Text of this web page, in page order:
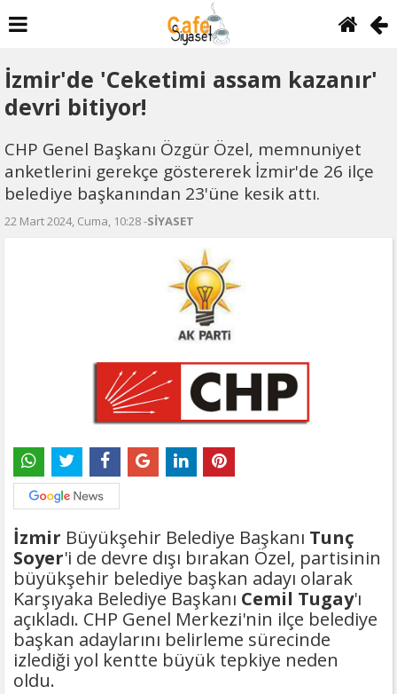
İzmir'de 'Ceketimi assam kazanır'
devri bitiyor!
CHP Genel Başkanı Özgür Özel, memnuniyet
anketlerini gerekçe göstererek İzmir'de 26 ilçe
belediye başkanından 23'üne kesik attı.
22 Mart 2024, Cuma, 10:28 -SİYASET
İzmir Büyükşehir Belediye Başkanı Tunç
Soyer'i de devre dışı bırakan Özel, partisinin
büyükşehir belediye başkan adayı olarak
Karşıyaka Belediye Başkanı Cemil Tugay'ı
açıkladı. CHP Genel Merkezi'nin ilçe belediye
başkan adaylarını belirleme sürecinde
izlediği yol kentte büyük tepkiye neden
oldu.